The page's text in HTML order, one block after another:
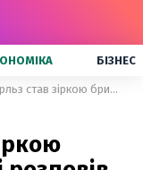
БІЗНЕС
Принц Чарльз став зіркою британського Vogue і розповів, чому латає одяг: фото